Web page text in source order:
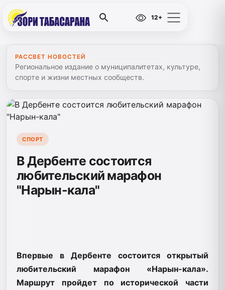
12+
РАССВЕТ НОВОСТЕЙ
Региональное издание о муниципалитетах, культуре,
спорте и жизни местных сообществ.
СПОРТ
В Дербенте состоится
любительский марафон
"Нарын-кала"
Впервые в Дербенте состоится открытый
любительский марафон «Нарын-кала».
Маршрут пройдет по исторической части